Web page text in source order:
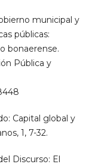
municipal y
públicas:
bonaerense.
Pública y
Capital global y
1, 7-32.
Discurso: El